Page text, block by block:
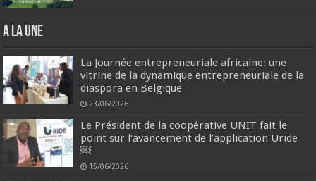
A la une
La Journée entrepreneuriale africaine: une
vitrine de la dynamique entrepreneuriale de la
diaspora en Belgique
23/06/2026
Le Président de la coopérative UNIT fait le
point sur l’avancement de l’application Uride
￼
15/06/2026